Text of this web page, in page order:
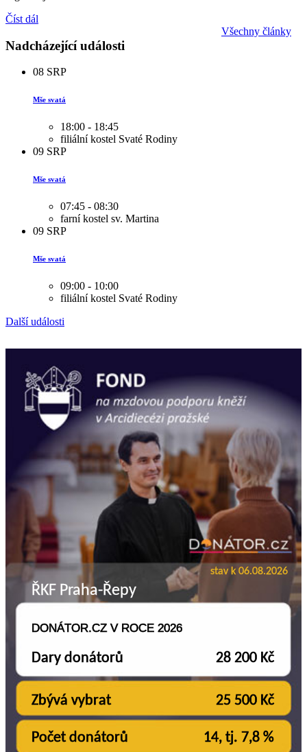
Číst dál
Všechny články
Nadcházející události
08 SRP
Mše svatá
18:00 - 18:45
filiální kostel Svaté Rodiny
09 SRP
Mše svatá
07:45 - 08:30
farní kostel sv. Martina
09 SRP
Mše svatá
09:00 - 10:00
filiální kostel Svaté Rodiny
Další události